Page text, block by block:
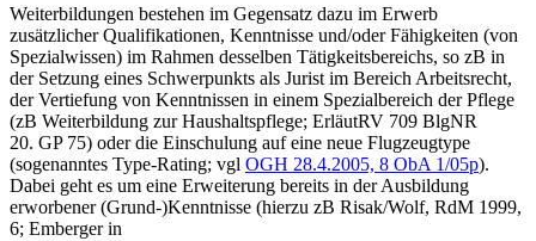
Weiterbildungen bestehen im Gegensatz dazu im Erwerb
zusätzlicher Qualifikationen, Kenntnisse und/oder Fähigkeiten (von
Spezialwissen) im Rahmen desselben Tätigkeitsbereichs, so zB in
der Setzung eines Schwerpunkts als Jurist im Bereich Arbeitsrecht,
der Vertiefung von Kenntnissen in einem Spezialbereich der Pflege
(zB Weiterbildung zur Haushaltspflege; ErläutRV 709 BlgNR
20. GP 75) oder die Einschulung auf eine neue Flugzeugtype
(sogenanntes Type-Rating; vgl OGH 28.4.2005, 8 ObA 1/05p).
Dabei geht es um eine Erweiterung bereits in der Ausbildung
erworbener (Grund-)Kenntnisse (hierzu zB Risak/Wolf, RdM 1999,
6; Embergerin